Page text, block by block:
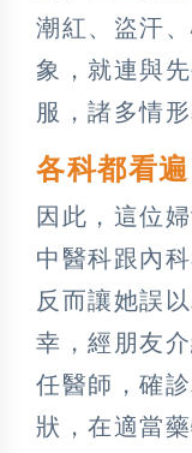
潮紅、盜汗
象，就連與
服，諸多情
各科都看
因此，這位
中醫科跟內
反而讓她誤
幸，經朋友
任醫師，確
狀，在適當